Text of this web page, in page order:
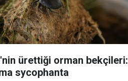
ürettiği orman bekçileri:
sycophanta